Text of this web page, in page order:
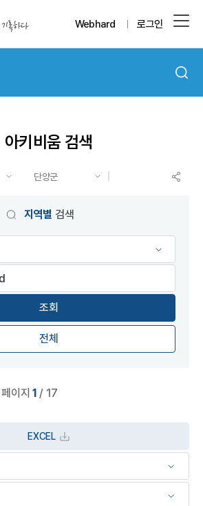
Webhard 로그인
아키비움 검색
단양군
지역별 검색
전체
,페이지 1 / 17
EXCEL